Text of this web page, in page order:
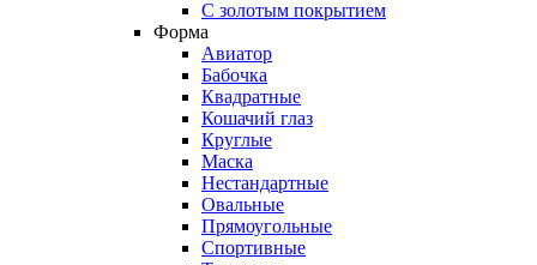
С золотым покрытием
Форма
Авиатор
Бабочка
Квадратные
Кошачий глаз
Круглые
Маска
Нестандартные
Овальные
Прямоугольные
Спортивные